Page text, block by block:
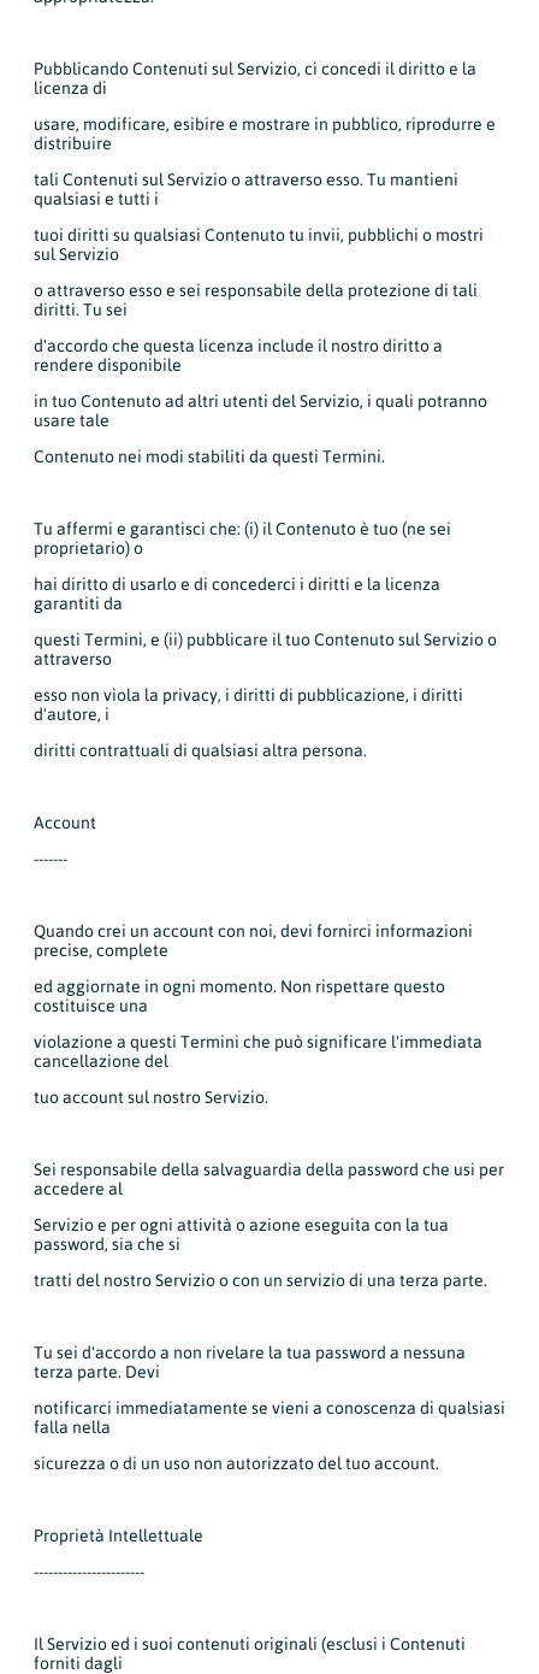
Pubblicando Contenuti sul Servizio, ci concedi il diritto e la
licenza di
usare, modificare, esibire e mostrare in pubblico, riprodurre e
distribuire
tali Contenuti sul Servizio o attraverso esso. Tu mantieni
qualsiasi e tutti i
tuoi diritti su qualsiasi Contenuto tu invii, pubblichi o mostri
sul Servizio
o attraverso esso e sei responsabile della protezione di tali
diritti. Tu sei
d'accordo che questa licenza include il nostro diritto a
rendere disponibile
in tuo Contenuto ad altri utenti del Servizio, i quali potranno
usare tale
Contenuto nei modi stabiliti da questi Termini.
Tu affermi e garantisci che: (i) il Contenuto è tuo (ne sei
proprietario) o
hai diritto di usarlo e di concederci i diritti e la licenza
garantiti da
questi Termini, e (ii) pubblicare il tuo Contenuto sul Servizio o
attraverso
esso non vìola la privacy, i diritti di pubblicazione, i diritti
d'autore, i
diritti contrattuali di qualsiasi altra persona.
Account
-------
Quando crei un account con noi, devi fornirci informazioni
precise, complete
ed aggiornate in ogni momento. Non rispettare questo
costituisce una
violazione a questi Termini che può significare l'immediata
cancellazione del
tuo account sul nostro Servizio.
Sei responsabile della salvaguardia della password che usi per
accedere al
Servizio e per ogni attività o azione eseguita con la tua
password, sia che si
tratti del nostro Servizio o con un servizio di una terza parte.
Tu sei d'accordo a non rivelare la tua password a nessuna
terza parte. Devi
notificarci immediatamente se vieni a conoscenza di qualsiasi
falla nella
sicurezza o di un uso non autorizzato del tuo account.
Proprietà Intellettuale
-----------------------
Il Servizio ed i suoi contenuti originali (esclusi i Contenuti
forniti dagli